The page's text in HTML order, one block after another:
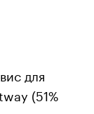
для
(51%